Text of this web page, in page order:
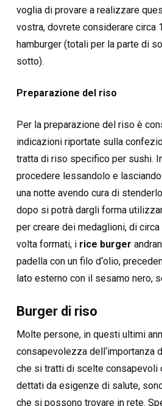
voglia di provare a realizzare
vostra, dovrete considerare circa
hamburger (totali per la parte di
sotto).
Preparazione del riso
Per la preparazione del riso è
indicazioni riportate sulla
tratta di riso specifico per sushi.
procedere lessandolo e
una notte avendo cura di
dopo si potrà dargli forma
per creare dei medaglioni, di
volta formati, i rice burger
padella con un filo d‘olio,
lato esterno con il sesamo nero,
Burger di riso
Molte persone, in questi ultimi
consapevolezza dell‘importanza
che si tratti di scelte consapevoli
dettati da esigenze di salute,
che si possono trovare in rete.